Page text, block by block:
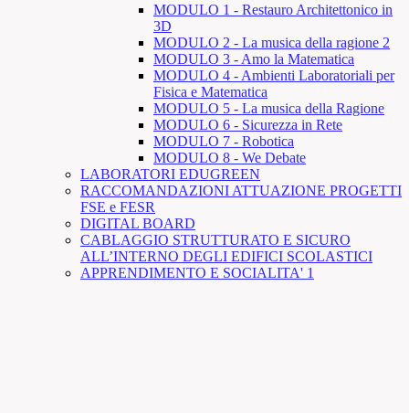
MODULO 1 - Restauro Architettonico in
3D
MODULO 2 - La musica della ragione 2
MODULO 3 - Amo la Matematica
MODULO 4 - Ambienti Laboratoriali per
Fisica e Matematica
MODULO 5 - La musica della Ragione
MODULO 6 - Sicurezza in Rete
MODULO 7 - Robotica
MODULO 8 - We Debate
LABORATORI EDUGREEN
RACCOMANDAZIONI ATTUAZIONE PROGETTI
FSE e FESR
DIGITAL BOARD
CABLAGGIO STRUTTURATO E SICURO
ALL’INTERNO DEGLI EDIFICI SCOLASTICI
APPRENDIMENTO E SOCIALITA' 1